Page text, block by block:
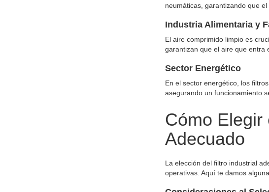
neumáticas, garantizando que
Industria Alimentaria y
El aire comprimido limpio es
garantizan que el aire que entra
Sector Energético
En el sector energético, los
asegurando un funcionamiento
Cómo Elegir
Adecuado
La elección del filtro industrial
operativas. Aquí te damos